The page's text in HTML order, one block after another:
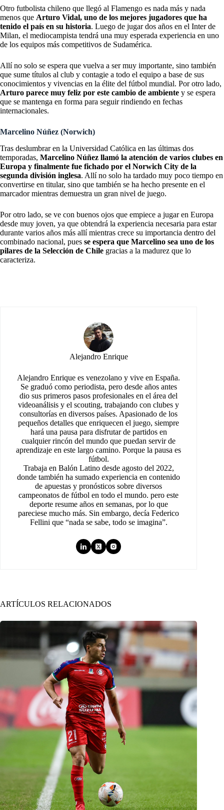
Otro futbolista chileno que llegó al Flamengo es nada más y nada
menos que Arturo Vidal, uno de los mejores jugadores que ha
tenido el país en su historia. Luego de jugar dos años en el Inter de
Milan, el mediocampista tendrá una muy esperada experiencia en uno
de los equipos más competitivos de Sudamérica.
Allí no solo se espera que vuelva a ser muy importante, sino también
que sume títulos al club y contagie a todo el equipo a base de sus
conocimientos y vivencias en la élite del fútbol mundial. Por otro lado,
Arturo parece muy feliz por este cambio de ambiente y se espera
que se mantenga en forma para seguir rindiendo en fechas
internacionales.
Marcelino Núñez (Norwich)
Tras deslumbrar en la Universidad Católica en las últimas dos
temporadas, Marcelino Núñez llamó la atención de varios clubes en
Europa y finalmente fue fichado por el Norwich City de la
segunda división inglesa. Allí no solo ha tardado muy poco tiempo en
convertirse en titular, sino que también se ha hecho presente en el
marcador mientras demuestra un gran nivel de juego.
Por otro lado, se ve con buenos ojos que empiece a jugar en Europa
desde muy joven, ya que obtendrá la experiencia necesaria para estar
durante varios años más allí mientras crece su importancia dentro del
combinado nacional, pues se espera que Marcelino sea uno de los
pilares de la Selección de Chile gracias a la madurez que lo
caracteriza.
Alejandro Enrique
Alejandro Enrique es venezolano y vive en España.
Se graduó como periodista, pero desde años antes
dio sus primeros pasos profesionales en el área del
videoanálisis y el scouting, trabajando con clubes y
consultorías en diversos países. Apasionado de los
pequeños detalles que enriquecen el juego, siempre
hará una pausa para disfrutar de partidos en
cualquier rincón del mundo que puedan servir de
aprendizaje en este largo camino. Porque la pausa es
fútbol.
Trabaja en Balón Latino desde agosto del 2022,
donde también ha sumado experiencia en contenido
de apuestas y pronósticos sobre diversos
campeonatos de fútbol en todo el mundo. pero este
deporte resume años en semanas, por lo que
pareciese mucho más. Sin embargo, decía Federico
Fellini que “nada se sabe, todo se imagina”.
ARTÍCULOS RELACIONADOS